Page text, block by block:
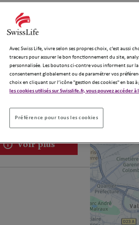
69 agences
Voir plus
Avec Swiss Life, vivre selon ses propres choix, c’est aussi
traceurs pour assurer le bon fonctionnement du site,
personnalisée. Les boutons ci-contre vous informent sur
consentement globalement ou de paramétrer vos
choix en cliquant sur l’icône "gestion des cookies" en bas
les cookies utilisés sur Swisslife.fr, vous pouvez accéder
Préférence pour tous les cookies